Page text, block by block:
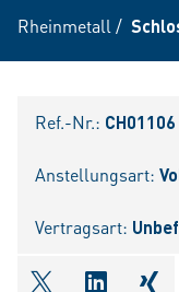
Rheinmetall /
Ref.-Nr.: CH01106
Anstellungsart:
Vertragsart: